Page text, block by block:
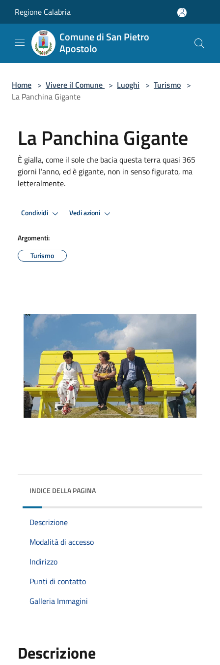
Regione Calabria
Comune di San Pietro
Apostolo
Home > Vivere il Comune > Luoghi > Turismo >
La Panchina Gigante
La Panchina Gigante
È gialla, come il sole che bacia questa terra quasi 365
giorni l’anno, ed è gigante, non in senso figurato, ma
letteralmente.
Condividi Vedi azioni
Argomenti:
Turismo
INDICE DELLA PAGINA
Descrizione
Modalità di accesso
Indirizzo
Punti di contatto
Galleria Immagini
Descrizione